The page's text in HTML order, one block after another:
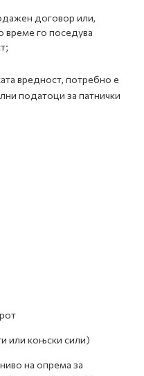
договор или,
време го поседува
вредност, потребно е
податоци за патнички
или коњски сили)
на опрема за